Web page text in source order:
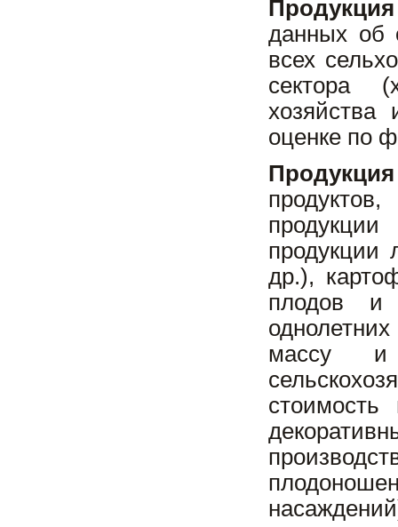
данных об
всех
сектора
хозяйства
оценке по
продукции
др.),
плодов и
массу и